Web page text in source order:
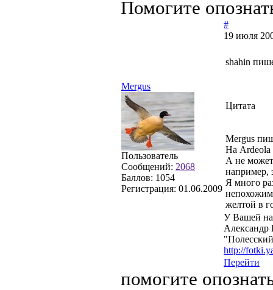
Помогите
Mergus
Пользователь
Сообщений: 2068
Баллов: 1054
Регистрация: 01.06.2009
#
19 июля
shahin
Цитата
Mergus
На Ardeola
А не может
например,
Я много
желтой в
У Вашей на
Александр
http://
Перейти
помогите